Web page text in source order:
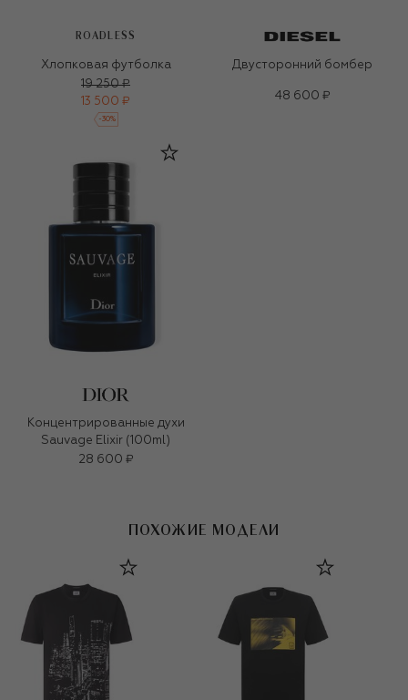
ROADLESS
Хлопковая футболка
19 250 ₽
13 500 ₽
-30%
Двусторонний бомбер
48 600 ₽
Концентрированные духи
Sauvage Elixir (100ml)
28 600 ₽
ПОХОЖИЕ МОДЕЛИ